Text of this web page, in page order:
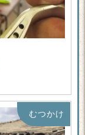
むつかけ